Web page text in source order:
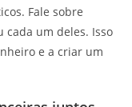
Fale sobre
cada um deles. Isso
e a criar um